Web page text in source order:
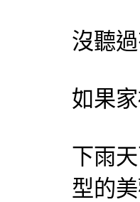
沒聽
如果
下雨
型的